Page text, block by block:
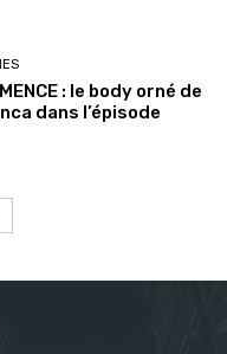
: le body orné de
dans l’épisode